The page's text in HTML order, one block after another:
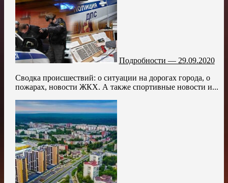
Подробности — 29.09.2020
Сводка происшествий: о ситуации на дорогах города, о
пожарах, новости ЖКХ. А также спортивные новости и...